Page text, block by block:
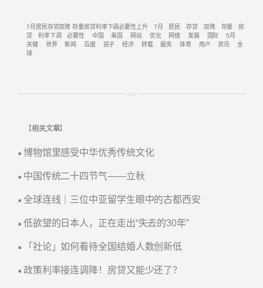
7月居民存贷双降 存量房贷利率下调必要性上升 7月 居民 存贷 双降 存量
房
贷
利率下调 必要性 中国 美国 网站 优化 网络 发展 国际
5月
关键
世界 新闻 百度 孩子 经济 转载 服务 体育 用户 资讯
全
球
【相关文章】
● 博物馆里感受中华优秀传统文化
● 中国传统二十四节气——立秋
● 全球连线｜三位中亚留学生眼中的古都西安
● 低欲望的日本人，正在走出“失去的30年”
● 「社论」如何看待全国结婚人数创新低
● 政策利率接连调降！房贷又能少还了？